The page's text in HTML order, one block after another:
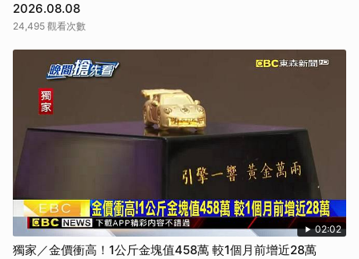
2026.08.08
24,495 觀看次數
02:02
獨家／金價衝高！1公斤金塊值458萬 較1個月前增近28萬